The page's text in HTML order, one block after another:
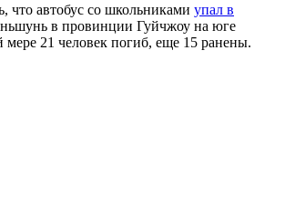
что автобус со школьниками упал в
в провинции Гуйчжоу на юге
21 человек погиб, еще 15 ранены.